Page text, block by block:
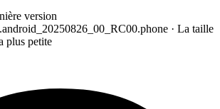
version
· La taille
plus petite